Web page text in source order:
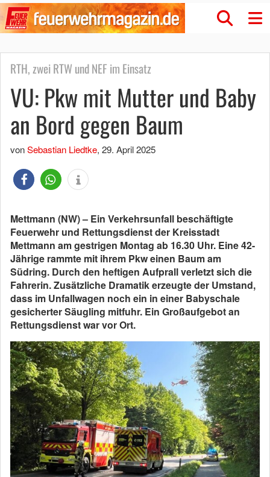
RTH, zwei RTW und NEF im Einsatz
VU: Pkw mit Mutter und Baby
an Bord gegen Baum
vonSebastian Liedtke, 29. April 2025
Mettmann (NW) – Ein Verkehrsunfall beschäftigte
Feuerwehr und Rettungsdienst der Kreisstadt
Mettmann am gestrigen Montag ab 16.30 Uhr. Eine 42-
Jährige rammte mit ihrem Pkw einen Baum am
Südring. Durch den heftigen Aufprall verletzt sich die
Fahrerin. Zusätzliche Dramatik erzeugte der Umstand,
dass im Unfallwagen noch ein in einer Babyschale
gesicherter Säugling mitfuhr. Ein Großaufgebot an
Rettungsdienst war vor Ort.